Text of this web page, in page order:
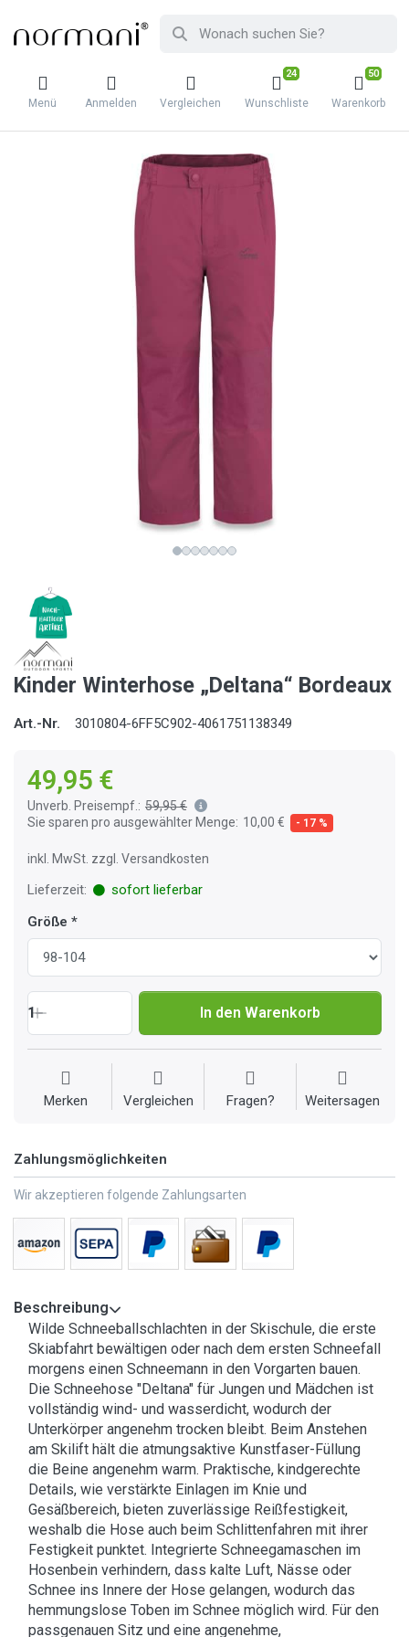
Menü Anmelden Vergleichen
24
Wunschliste
50
Warenkorb
Kinder Winterhose „Deltana“ Bordeaux
Art.-Nr. 3010804-6FF5C902-4061751138349
49,95 €
Unverb. Preisempf.: 59,95 €
Sie sparen pro ausgewählter Menge: 10,00 € - 17 %
inkl. MwSt. zzgl. Versandkosten
Lieferzeit:
sofort lieferbar
Größe
1 In den Warenkorb
Merken Vergleichen Fragen? Weitersagen
Zahlungsmöglichkeiten
Wir akzeptieren folgende Zahlungsarten
Beschreibung
Wilde Schneeballschlachten in der Skischule, die erste
Skiabfahrt bewältigen oder nach dem ersten Schneefall
morgens einen Schneemann in den Vorgarten bauen.
Die Schneehose "Deltana" für Jungen und Mädchen ist
vollständig wind- und wasserdicht, wodurch der
Unterkörper angenehm trocken bleibt. Beim Anstehen
am Skilift hält die atmungsaktive Kunstfaser-Füllung
die Beine angenehm warm. Praktische, kindgerechte
Details, wie verstärkte Einlagen im Knie und
Gesäßbereich, bieten zuverlässige Reißfestigkeit,
weshalb die Hose auch beim Schlittenfahren mit ihrer
Festigkeit punktet. Integrierte Schneegamaschen im
Hosenbein verhindern, dass kalte Luft, Nässe oder
Schnee ins Innere der Hose gelangen, wodurch das
hemmungslose Toben im Schnee möglich wird. Für den
passgenauen Sitz und eine angenehme,